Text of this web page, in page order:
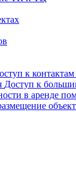
к
Доступ к
в аренде